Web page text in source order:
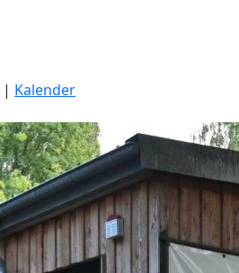
| Kalender